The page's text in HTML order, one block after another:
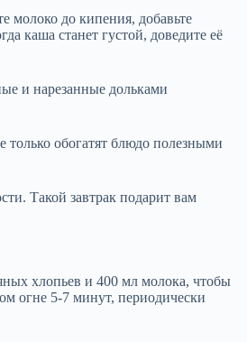
молоко до кипения, добавьте
каша станет густой, доведите её
и нарезанные дольками
обогатят блюдо полезными
Такой завтрак подарит вам
хлопьев и 400 мл молока, чтобы
огне 5-7 минут, периодически